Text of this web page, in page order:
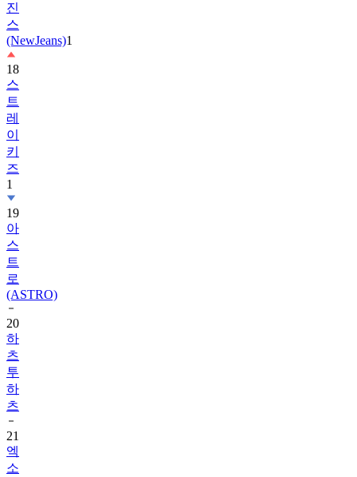
진
스
(NewJeans)1
18
스
트
레
이
키
즈
1
19
아
스
트
로
(ASTRO)
20
하
츠
투
하
츠
21
엑
소